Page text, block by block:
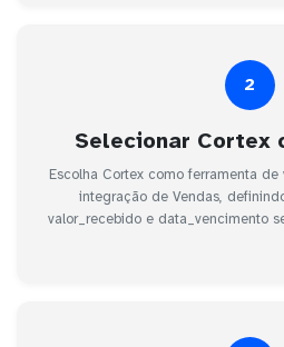
2
Selecionar Cortex
Escolha Cortex como ferramenta
integração de Vendas,
valor_recebido e data_vencimento